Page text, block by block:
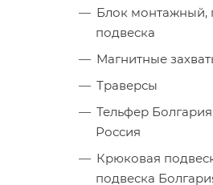
Блок монтажный,
подвеска
Магнитные
Траверсы
Тельфер
Россия
Крюковая
подвеска